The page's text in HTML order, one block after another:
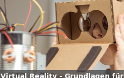
Virtual Reality - Grundlagen für